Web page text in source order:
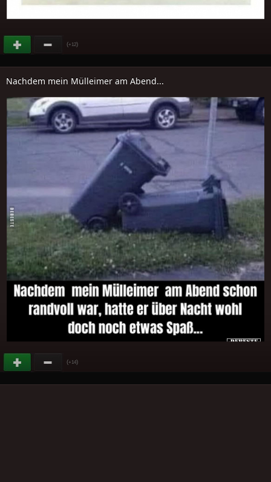
(+12)
Nachdem mein Mülleimer am Abend...
(+14)